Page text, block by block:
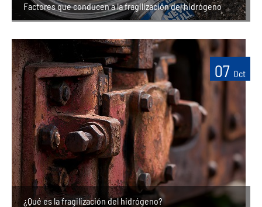
Factores que conducen a la fragilización del hidrógeno
07 Oct
¿Qué es la fragilización del hidrógeno?